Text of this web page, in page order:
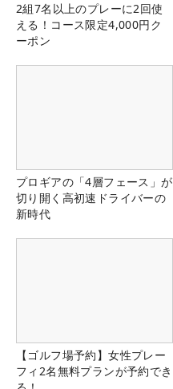
2組7名以上のプレーに2回使
える！コース限定4,000円ク
ーポン
プロギアの「4層フェース」が
切り開く高初速ドライバーの
新時代
【ゴルフ場予約】女性プレー
フィ2名無料プランが予約でき